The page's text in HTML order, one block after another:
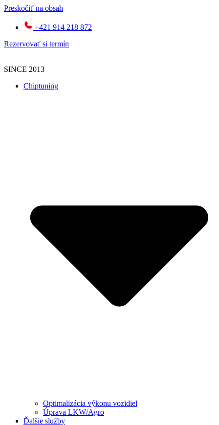
Preskočiť na obsah
+421 914 218 872
Rezervovať si termín
SINCE 2013
Chiptuning
Optimalizácia výkonu vozidiel
Úprava LKW/Agro
Ďalšie služby